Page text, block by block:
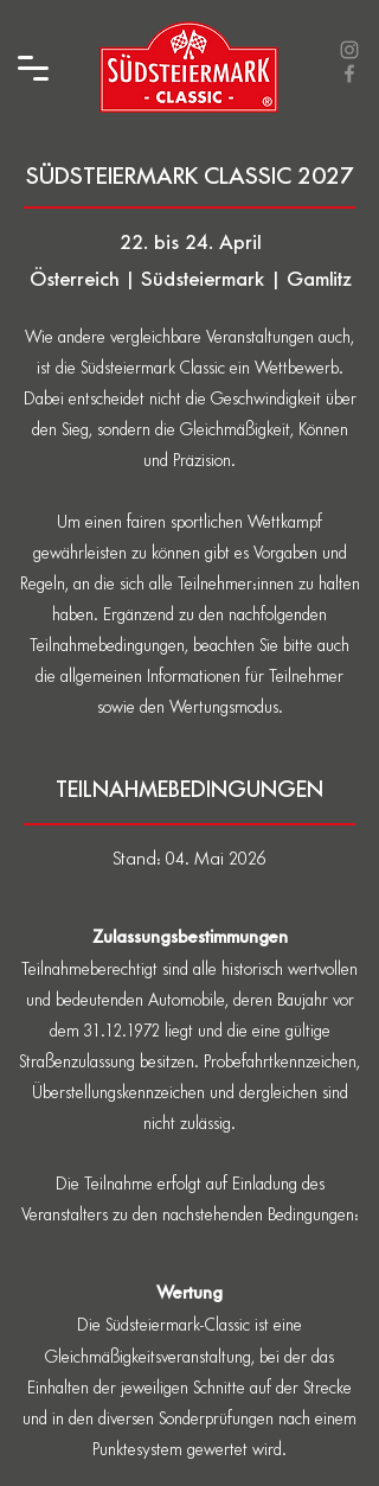
SÜDSTEIERMARK CLASSIC 2027
22. bis 24. April
Österreich | Südsteiermark | Gamlitz
Wie andere vergleichbare Veranstaltungen auch,
ist die Südsteiermark Classic ein Wettbewerb.
Dabei entscheidet nicht die Geschwindigkeit über
den Sieg, sondern die Gleichmäßigkeit, Können
und Präzision.
Um einen fairen sportlichen Wettkampf
gewährleisten zu können gibt es Vorgaben und
Regeln, an die sich alle Teilnehmer:innen zu halten
haben. Ergänzend zu den nachfolgenden
Teilnahmebedingungen, beachten Sie bitte auch
die allgemeinen Informationen für Teilnehmer
sowie den Wertungsmodus.
TEILNAHMEBEDINGUNGEN
Stand: 04. Mai 2026
Zulassungsbestimmungen
Teilnahmeberechtigt sind alle historisch wertvollen
und bedeutenden Automobile, deren Baujahr vor
dem 31.12.1972 liegt und die eine gültige
Straßenzulassung besitzen. Probefahrtkennzeichen,
Überstellungskennzeichen und dergleichen sind
nicht zulässig.
Die Teilnahme erfolgt auf Einladung des
Veranstalters zu den nachstehenden Bedingungen:
Wertung
Die Südsteiermark-Classic ist eine
Gleichmäßigkeitsveranstaltung, bei der das
Einhalten der jeweiligen Schnitte auf der Strecke
und in den diversen Sonderprüfungen nach einem
Punktesystem gewertet wird.